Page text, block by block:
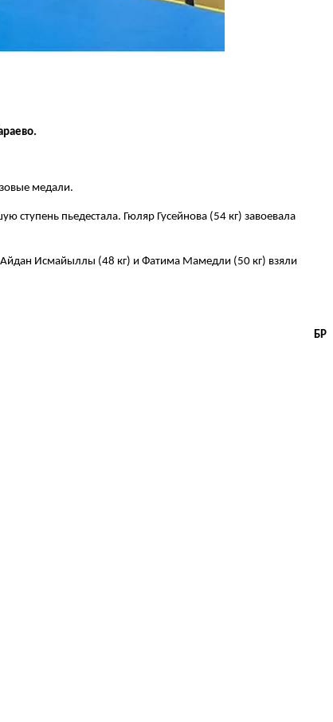
медали.
ступень пьедестала. Гюляр Гусейнова (54 кг) завоевала
Айдан Исмайыллы (48 кг) и Фатима Мамедли (50 кг) взяли
БР